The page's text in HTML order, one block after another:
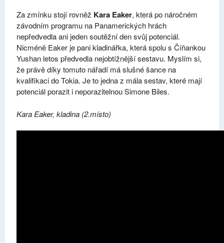
Za zmínku stojí rovněž Kara Eaker, která po náročném
závodním programu na Panamerických hrách
nepředvedla ani jeden soutěžní den svůj potenciál.
Nicméně Eaker je pani kladinářka, která spolu s Číňankou
Yushan letos předvedla nejobtížnější sestavu. Myslím si,
že právě díky tomuto nářadí má slušné šance na
kvalifikaci do Tokia. Je to jedna z mála sestav, které mají
potenciál porazit i neporazitelnou Simone Biles.
Kara Eaker, kladina (2.místo)